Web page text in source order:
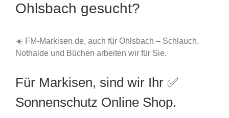
Ohlsbach gesucht?
☀️ FM-Markisen.de, auch für Ohlsbach – Schlauch,
Nothalde und Büchen arbeiten wir für Sie.
Für Markisen, sind wir Ihr ✅
Sonnenschutz Online Shop.